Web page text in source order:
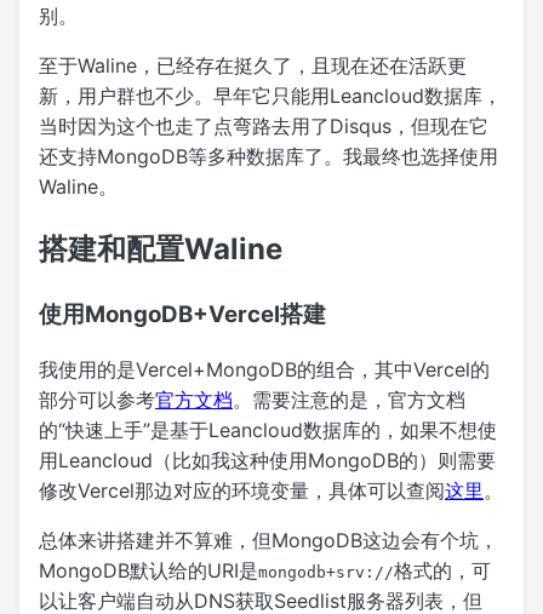
别。
至于Waline，已经存在挺久了，且现在还在活跃更
新，用户群也不少。早年它只能用Leancloud数据库，
当时因为这个也走了点弯路去用了Disqus，但现在它
还支持MongoDB等多种数据库了。我最终也选择使用
Waline。
搭建和配置Waline
使用MongoDB+Vercel搭建
我使用的是Vercel+MongoDB的组合，其中Vercel的
部分可以参考官方文档。需要注意的是，官方文档
的“快速上手”是基于Leancloud数据库的，如果不想使
用Leancloud（比如我这种使用MongoDB的）则需要
修改Vercel那边对应的环境变量，具体可以查阅这里 。
总体来讲搭建并不算难，但MongoDB这边会有个坑，
MongoDB默认给的URI是mongodb+srv://格式的，可
以让客户端自动从DNS获取Seedlist服务器列表，但